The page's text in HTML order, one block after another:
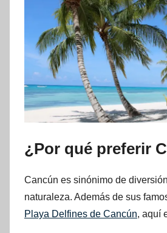
¿Por qué preferir
Cancún es sinónimo de
naturaleza. Además de sus
Playa Delfines de Cancún, aquí